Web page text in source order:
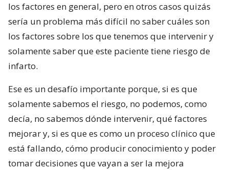
los factores en general, pero en otros casos quizás
sería un problema más difícil no saber cuáles son
los factores sobre los que tenemos que intervenir y
solamente saber que este paciente tiene riesgo de
infarto.
Ese es un desafío importante porque, si es que
solamente sabemos el riesgo, no podemos, como
decía, no sabemos dónde intervenir, qué factores
mejorar y, si es que es como un proceso clínico que
está fallando, cómo producir conocimiento y poder
tomar decisiones que vayan a ser la mejora